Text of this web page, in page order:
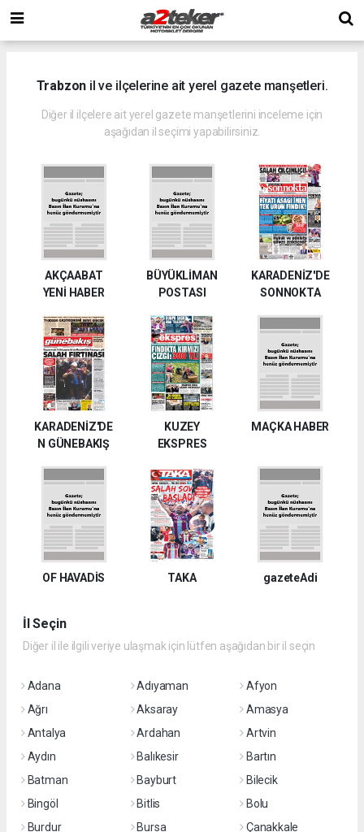
Trabzon il ve ilçelerine ait yerel gazete manşetleri.
Diğer il ilçelere ait yerel gazete manşetlerini inceleme için
aşağıdan il seçimi yapabilirsiniz.
AKÇAABAT
YENİ HABER
BÜYÜKLİMAN
POSTASI
KARADENİZ'DE
SONNOKTA
KARADENİZ'DE
N GÜNEBAKIŞ
KUZEY
EKSPRES
MAÇKA HABER
OF HAVADİS TAKA gazeteAdi
İl Seçin
Diğer il ile ilgili veriye ulaşmak için lütfen aşağıdan bir il seçin
Adana Adıyaman
Afyon
Ağrı
Aksaray
Amasya
Antalya
Ardahan
Artvin
Aydın
Balıkesir
Bartın
Batman
Bayburt
Bilecik
Bingöl
Bitlis
Bolu
Burdur
Bursa
Çanakkale